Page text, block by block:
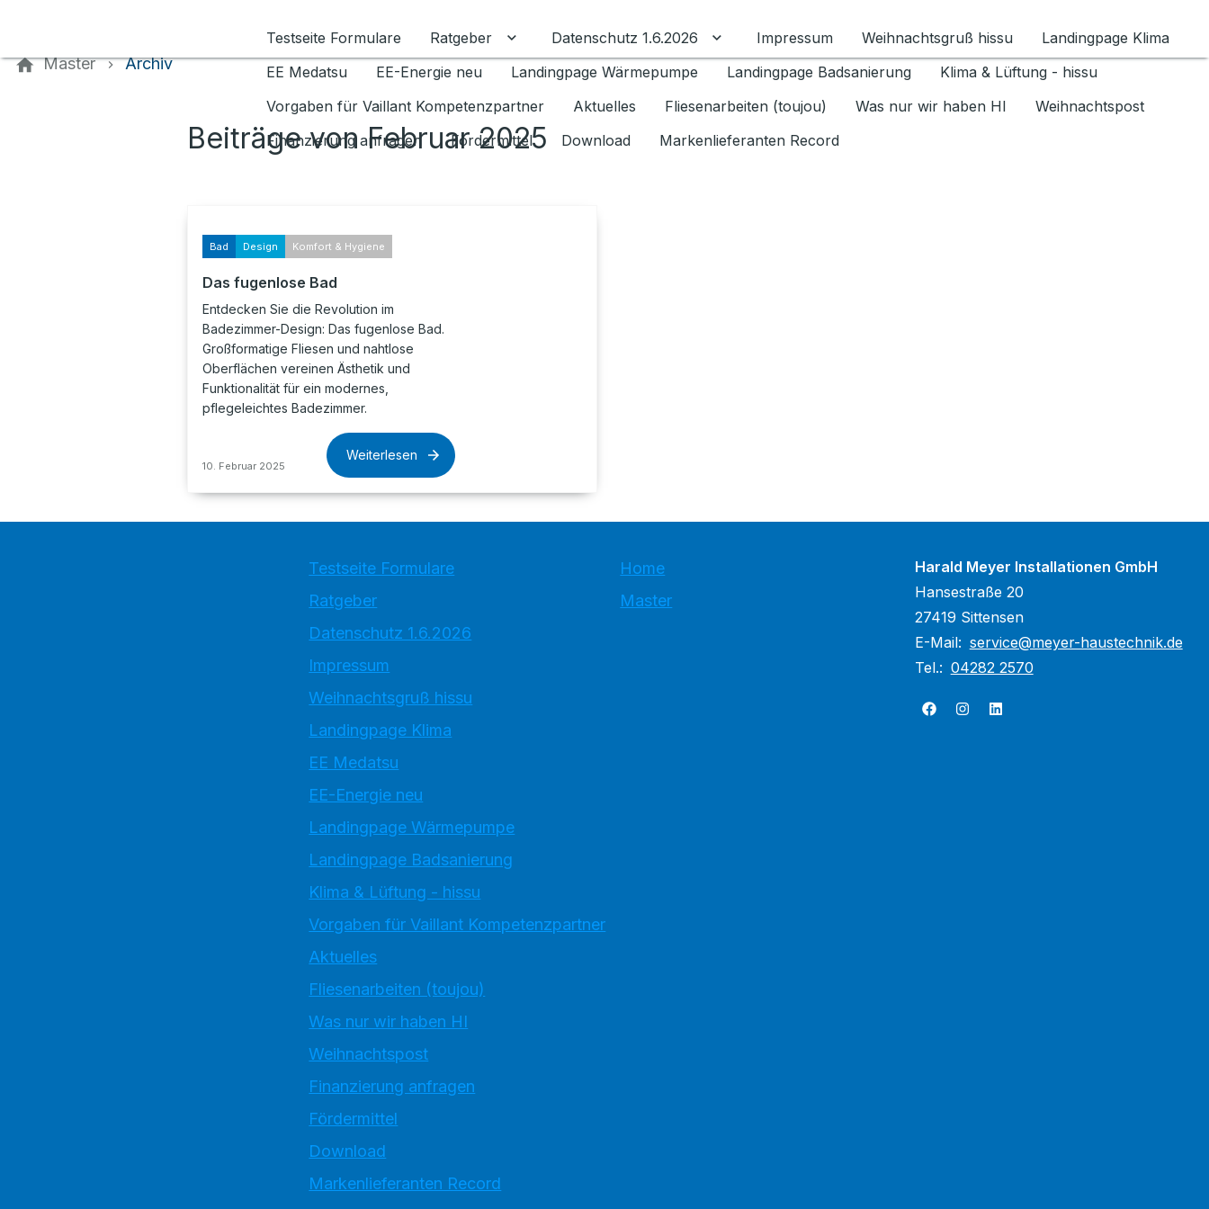
Testseite Formulare
Ratgeber Untermenü für Ratgeber umschalten
Datenschutz 1.6.2026 Untermenü für Datenschutz 1.6.2026 umschalten
Impressum Weihnachtsgruß hissu
Landingpage Klima
EE Medatsu
EE-Energie neu Landingpage Wärmepumpe Landingpage Badsanierung
Klima & Lüftung - hissu
Vorgaben für Vaillant Kompetenzpartner
Aktuelles Fliesenarbeiten (toujou) Was nur wir haben HI
Weihnachtspost
Finanzierung anfragen
Fördermittel Download Markenlieferanten Record
Master Archiv
Beiträge von Februar 2025
Bad Design Komfort & Hygiene
Das fugenlose Bad
Entdecken Sie die Revolution im
Badezimmer-Design: Das fugenlose Bad.
Großformatige Fliesen und nahtlose
Oberflächen vereinen Ästhetik und
Funktionalität für ein modernes,
pflegeleichtes Badezimmer.
10. Februar 2025
Weiterlesen
Testseite Formulare
Ratgeber
Datenschutz 1.6.2026
Impressum
Weihnachtsgruß hissu
Landingpage Klima
EE Medatsu
EE-Energie neu
Landingpage Wärmepumpe
Landingpage Badsanierung
Klima & Lüftung - hissu
Vorgaben für Vaillant Kompetenzpartner
Aktuelles
Fliesenarbeiten (toujou)
Was nur wir haben HI
Weihnachtspost
Finanzierung anfragen
Fördermittel
Download
Markenlieferanten Record
Home
Master
Harald Meyer Installationen GmbH
Hansestraße 20
27419 Sittensen
E-Mail: service@meyer-haustechnik.de
Tel.: 04282 2570